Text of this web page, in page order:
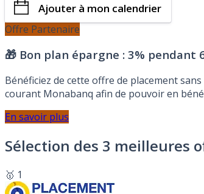
Ajouter à mon calendrier
Offre Partenaire
🎁 Bon plan épargne : 3% pendant
Bénéficiez de cette offre de placement
courant Monabanq afin de pouvoir en
En savoir plus
Sélection des 3 meilleures
🥇 1